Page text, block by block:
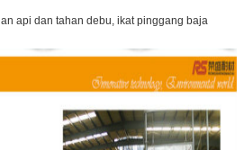
api dan tahan debu, ikat pinggang baja